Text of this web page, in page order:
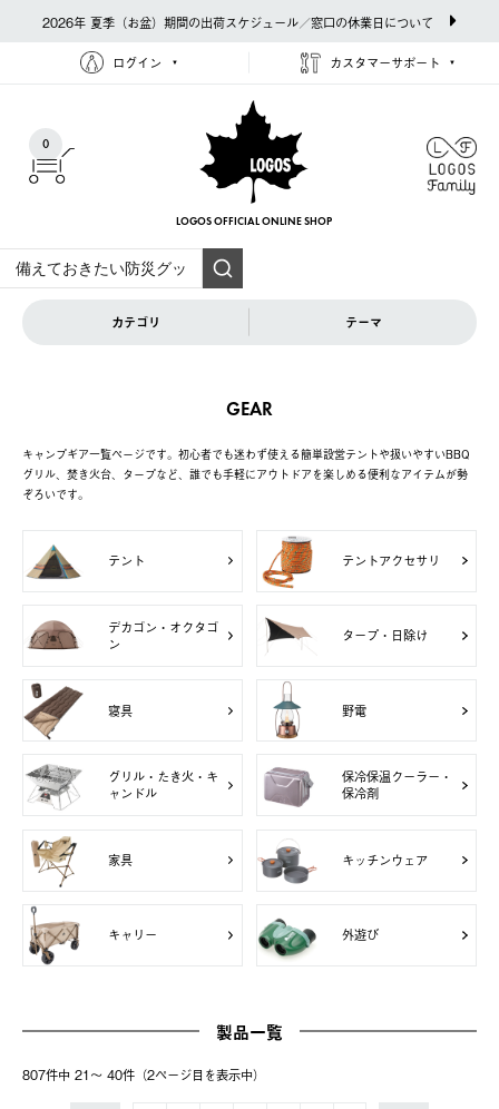
2026年 夏季（お盆）期間の出荷スケジュール／窓口の休業日について
ログイン カスタマーサポート
0
LOGOS OFFICIAL ONLINE SHOP
カテゴリ テーマ
GEAR
キャンプギア一覧ページです。初心者でも迷わず使える簡単設営テントや扱いやすいBBQ
グリル、焚き火台、タープなど、誰でも手軽にアウトドアを楽しめる便利なアイテムが勢
ぞろいです。
テント テントアクセサリ
デカゴン・オクタゴ
ン
タープ・日除け
寝具 野電
グリル・たき火・キ
ャンドル
保冷保温クーラー・
保冷剤
家具 キッチンウェア
キャリー 外遊び
製品一覧
807件中 21〜 40件（2ページ⽬を表⽰中）